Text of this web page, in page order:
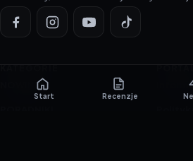
NOWINKI
Start Recenzje